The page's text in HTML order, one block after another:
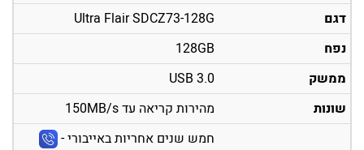
דגם
Ultra Flair SDCZ73-128G
נפח
128GB
ממשק
USB 3.0
שונות
מהירות קריאה עד 150MB/s
חמש שנים אחריות באייבורי -